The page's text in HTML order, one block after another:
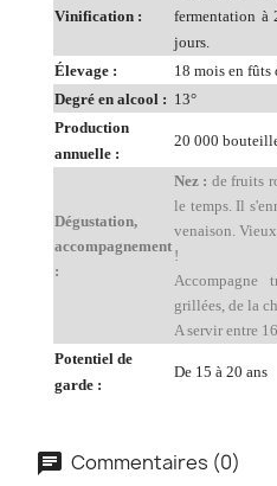
Vinification :
fermentation à
jours.
Élevage :
18 mois en fûts
Degré en alcool : 13°
Production
annuelle :
20 000
Dégustation,
accompagnement
:
Nez : de fruits
le temps. Il
venaison.
!
Accompagne
grillées, de la
A servir entre
Potentiel de
garde :
De 15 à 20 ans
Commentaires (0)